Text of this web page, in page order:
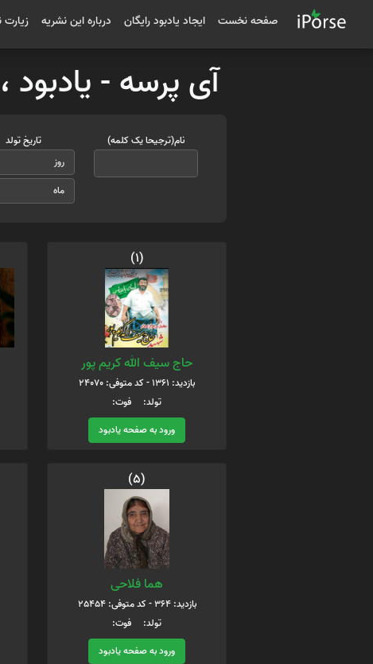
صفحه نخست ایجاد یادبود رایگان درباره این نشریه زیارت
آی پرسه -
نام(ترجیحا یک کلمه) تاریخ تولد
(1)
حاج سیف الله کریم پور
بازدید: 1361 - کد متوفی: 24070
تولد: فوت:
ورود به صفحه یادبود
(5)
هما فلاحی
بازدید: 364 - کد متوفی: 25454
تولد: فوت:
ورود به صفحه یادبود